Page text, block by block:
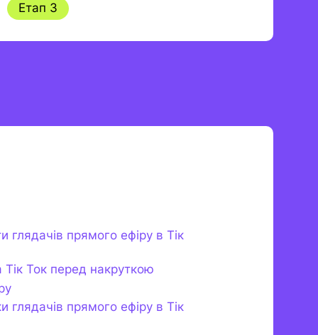
Етап 3
глядачів прямого ефіру в Тік
Тік Ток перед накруткою
глядачів прямого ефіру в Тік